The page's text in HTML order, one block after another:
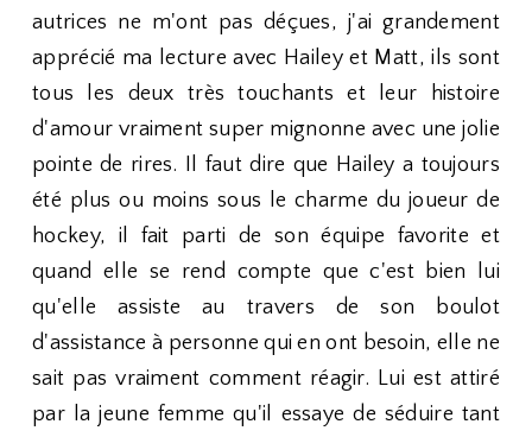
autrices ne m'ont pas déçues, j'ai grandement
apprécié ma lecture avec Hailey et Matt, ils sont
tous les deux très touchants et leur histoire
d'amour vraiment super mignonne avec une jolie
pointe de rires. Il faut dire que Hailey a toujours
été plus ou moins sous le charme du joueur de
hockey, il fait parti de son équipe favorite et
quand elle se rend compte que c'est bien lui
qu'elle assiste au travers de son boulot
d'assistance à personne qui en ont besoin, elle ne
sait pas vraiment comment réagir. Lui est attiré
par la jeune femme qu'il essaye de séduire tant